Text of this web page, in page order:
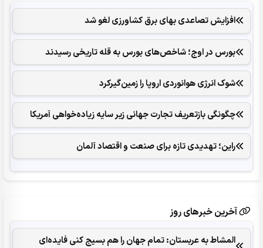
افزایش تصاعدی بهای برق کشاورزی لغو شد
بورس در اوج؛ شاخص‌های بورس به قله تاریخی رسیدند
شوک انرژی هوانوردی اروپا را زمین‌گیر‌کرد
چگونگی بازتعریف تجارت جهانی زیر سایه زیاده‌خواهی آمریکا
راین؛ تهدیدی تازه برای صنعت و اقتصاد آلمان
آخرین خبرهای روز
المشاط به عربستان: تمام جهان را هم بسیج کنی فایده‌ای